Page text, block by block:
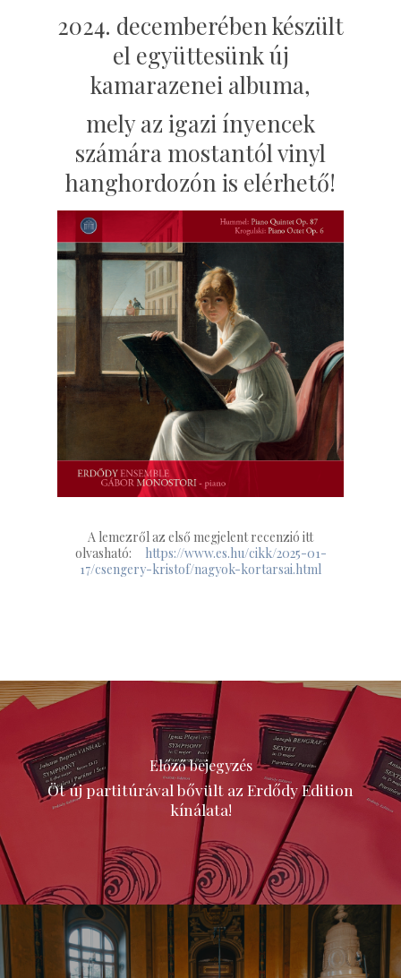
2024. decemberében készült
el együttesünk új
kamarazenei albuma,
mely az igazi ínyencek
számára mostantól vinyl
hanghordozón is elérhető!
A lemezről az első megjelent recenzió itt
olvasható: https://www.es.hu/cikk/2025-01-
17/csengery-kristof/nagyok-kortarsai.html
Előző bejegyzés
Öt új partitúrával bővült az Erdődy Edition
kínálata!